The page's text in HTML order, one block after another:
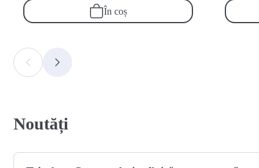
În coș
Noutăți